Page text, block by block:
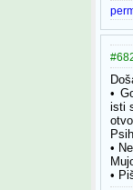
•
isti
•
•